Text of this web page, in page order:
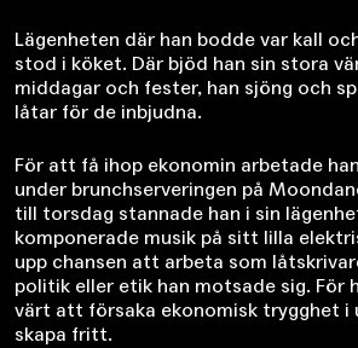
Lägenheten där han bodde var kall
stod i köket. Där bjöd han sin stora
middagar och fester, han sjöng och
låtar för de inbjudna.
För att få ihop ekonomin arbetade
under brunchserveringen på
till torsdag stannade han i sin
komponerade musik på sitt lilla
upp chansen att arbeta som
politik eller etik han motsade sig. För
värt att försaka ekonomisk trygghet
skapa fritt.